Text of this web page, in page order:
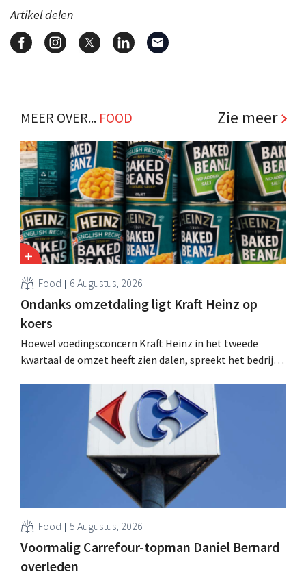
Artikel delen
MEER OVER... FOOD Zie meer
Food 6 Augustus, 2026
Ondanks omzetdaling ligt Kraft Heinz op
koers
Hoewel voedingsconcern Kraft Heinz in het tweede
kwartaal de omzet heeft zien dalen, spreekt het bedrijf
multinational verhoogt de investeringen en de
vooruitzichten.
Food 5 Augustus, 2026
Voormalig Carrefour-topman Daniel Bernard
overleden